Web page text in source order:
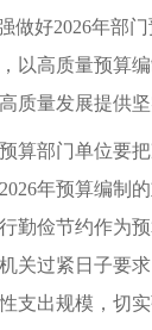
做好2026年部
以高质量预算
质量发展提供坚
算部门单位要
年预算编制的
勤俭节约作为
关过紧日子要
支出规模，切